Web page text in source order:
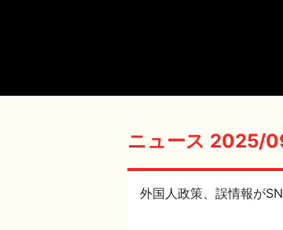
ニュース 2025/
外国人政策、誤情報が